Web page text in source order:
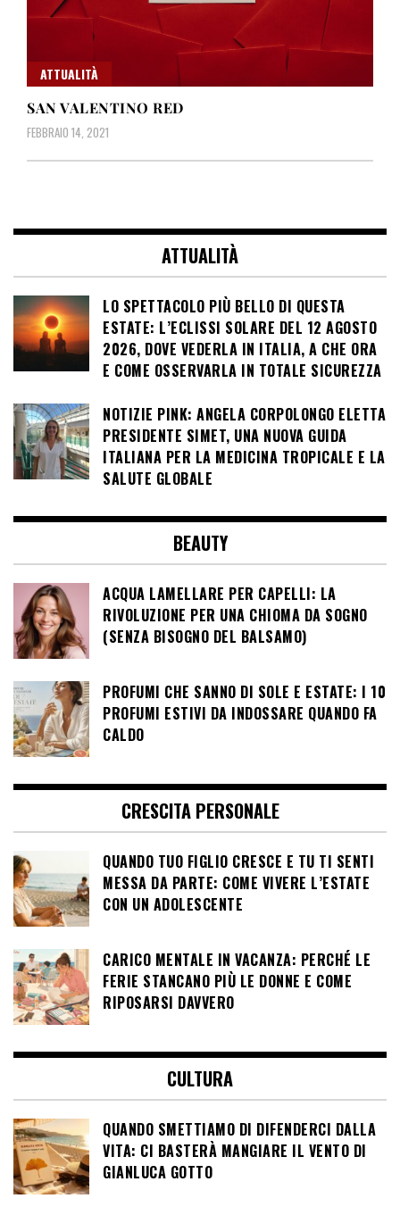
ATTUALITÀ
SAN VALENTINO RED
FEBBRAIO 14, 2021
ATTUALITÀ
LO SPETTACOLO PIÙ BELLO DI QUESTA
ESTATE: L’ECLISSI SOLARE DEL 12 AGOSTO
2026, DOVE VEDERLA IN ITALIA, A CHE ORA
E COME OSSERVARLA IN TOTALE SICUREZZA
NOTIZIE PINK: ANGELA CORPOLONGO ELETTA
PRESIDENTE SIMET, UNA NUOVA GUIDA
ITALIANA PER LA MEDICINA TROPICALE E LA
SALUTE GLOBALE
BEAUTY
ACQUA LAMELLARE PER CAPELLI: LA
RIVOLUZIONE PER UNA CHIOMA DA SOGNO
(SENZA BISOGNO DEL BALSAMO)
PROFUMI CHE SANNO DI SOLE E ESTATE: I 10
PROFUMI ESTIVI DA INDOSSARE QUANDO FA
CALDO
CRESCITA PERSONALE
QUANDO TUO FIGLIO CRESCE E TU TI SENTI
MESSA DA PARTE: COME VIVERE L’ESTATE
CON UN ADOLESCENTE
CARICO MENTALE IN VACANZA: PERCHÉ LE
FERIE STANCANO PIÙ LE DONNE E COME
RIPOSARSI DAVVERO
CULTURA
QUANDO SMETTIAMO DI DIFENDERCI DALLA
VITA: CI BASTERÀ MANGIARE IL VENTO DI
GIANLUCA GOTTO